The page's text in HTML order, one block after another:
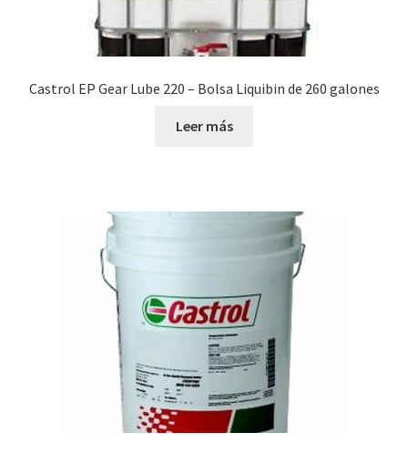
Castrol EP Gear Lube 220 – Bolsa Liquibin de 260 galones
Leer más